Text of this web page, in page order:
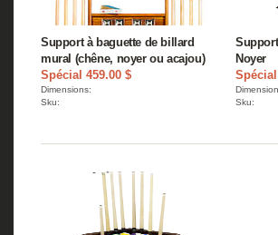
Support à baguette de billard
mural (chêne, noyer ou acajou)
Spécial 459.00 $
Dimensions:
Sku:
Noyer
Sku: